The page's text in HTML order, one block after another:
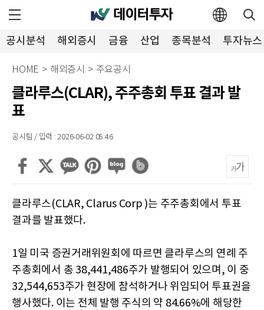
공시분석 해외증시 금융 산업 종목분석 투자뉴스
HOME > 해외증시 > 주요공시
클라루스(CLAR), 주주총회 투표 결과 발
표
공시팀 / 입력 : 2026-06-02 05:46
클라루스(CLAR, Clarus Corp )는 주주총회에서 투표
결과를 발표했다.
1일 미국 증권거래위원회에 따르면 클라루스의 연례 주
주총회에서 총 38,441,486주가 발행되어 있으며, 이 중
32,544,653주가 현장에 참석하거나 위임되어 투표권을
행사했다. 이는 전체 발행 주식의 약 84.66%에 해당한